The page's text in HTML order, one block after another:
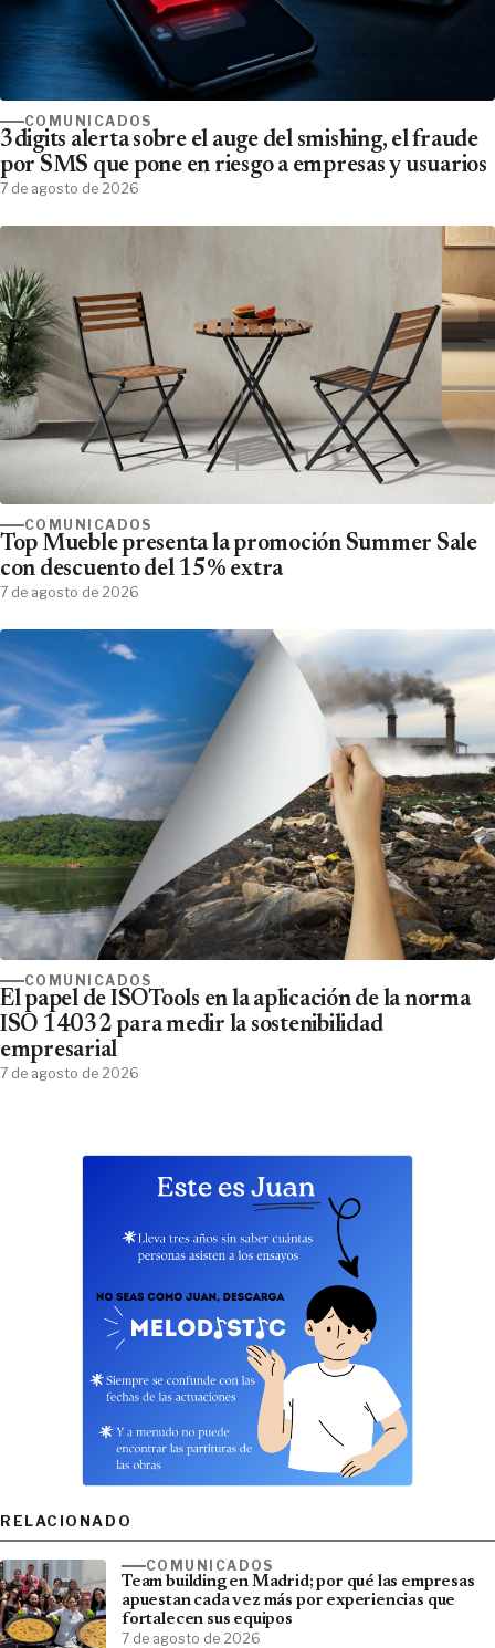
COMUNICADOS
3digits alerta sobre el auge del smishing, el fraude
por SMS que pone en riesgo a empresas y usuarios
7 de agosto de 2026
COMUNICADOS
Top Mueble presenta la promoción Summer Sale
con descuento del 15% extra
7 de agosto de 2026
COMUNICADOS
El papel de ISOTools en la aplicación de la norma
ISO 14032 para medir la sostenibilidad
empresarial
7 de agosto de 2026
RELACIONADO
COMUNICADOS
Team building en Madrid; por qué las empresas
apuestan cada vez más por experiencias que
fortalecen sus equipos
7 de agosto de 2026